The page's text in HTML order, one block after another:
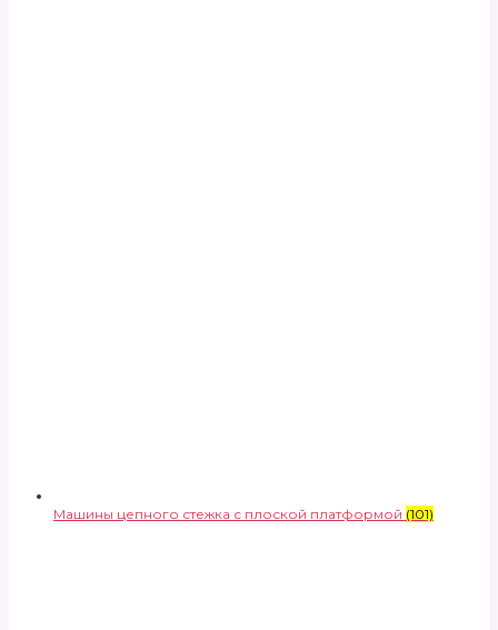
Машины цепного стежка с плоской платформой (101)